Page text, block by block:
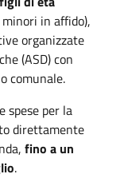
in affido),
organizzate
(ASD) con
comunale.
spese per la
direttamente
fino a un
.